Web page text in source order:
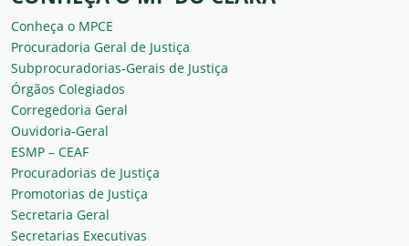
Conheça o MPCE
Procuradoria Geral de Justiça
Subprocuradorias-Gerais de Justiça
Órgãos Colegiados
Corregedoria Geral
Ouvidoria-Geral
ESMP – CEAF
Procuradorias de Justiça
Promotorias de Justiça
Secretaria Geral
Secretarias Executivas